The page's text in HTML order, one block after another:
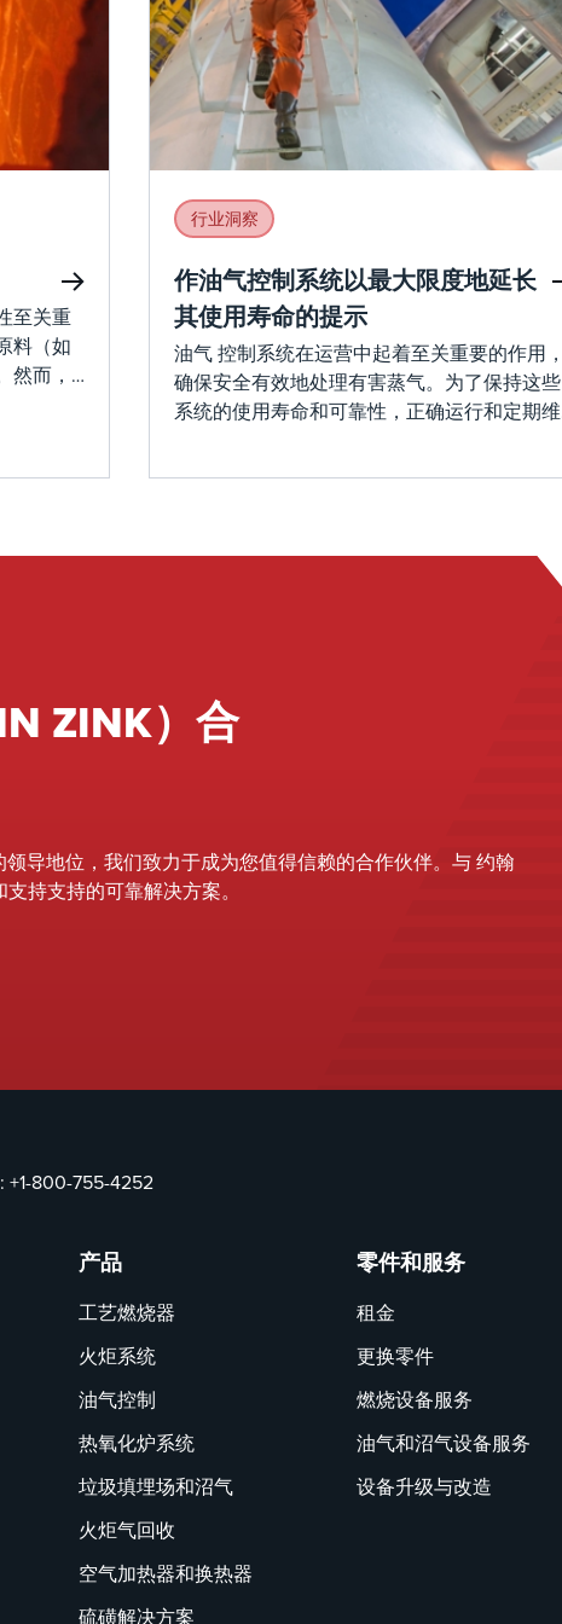
至关重
料（如
然而，
行业洞察
作油气控制系统以最大限度地延长
其使用寿命的提示
油气 控制系统在运营中起着至关重要的作用，
确保安全有效地处理有害蒸气。为了保持这些
系统的使用寿命和可靠性，正确运行和定期维
ZINK）合
导地位，我们致力于成为您值得信赖的合作伙伴。与 约翰
持支持的可靠解决方案。
+1-800-755-4252
产品
工艺燃烧器
火炬系统
油气控制
热氧化炉系统
垃圾填埋场和沼气
火炬气回收
空气加热器和换热器
硫磺解决方案
零件和服务
租金
更换零件
燃烧设备服务
油气和沼气设备服务
设备升级与改造